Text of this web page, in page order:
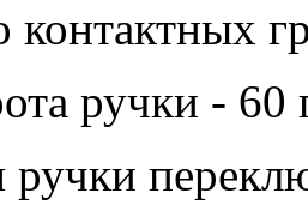
контактных
ручки - 60